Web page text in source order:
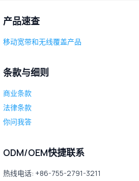
产品速查
移动宽带和无线覆盖产品
条款与细则
商业条款
法律条款
你问我答
ODM/OEM快捷联系
热线电话: +86-755-2791-3211